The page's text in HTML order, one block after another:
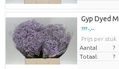
Gyp Dyed
??? -,--
Prijs per stuk
Aantal
?
Totaal:
?